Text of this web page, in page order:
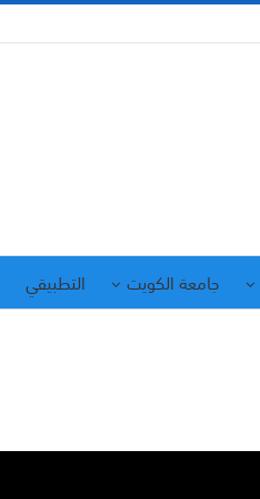
جامعة الكويت التطبيقي